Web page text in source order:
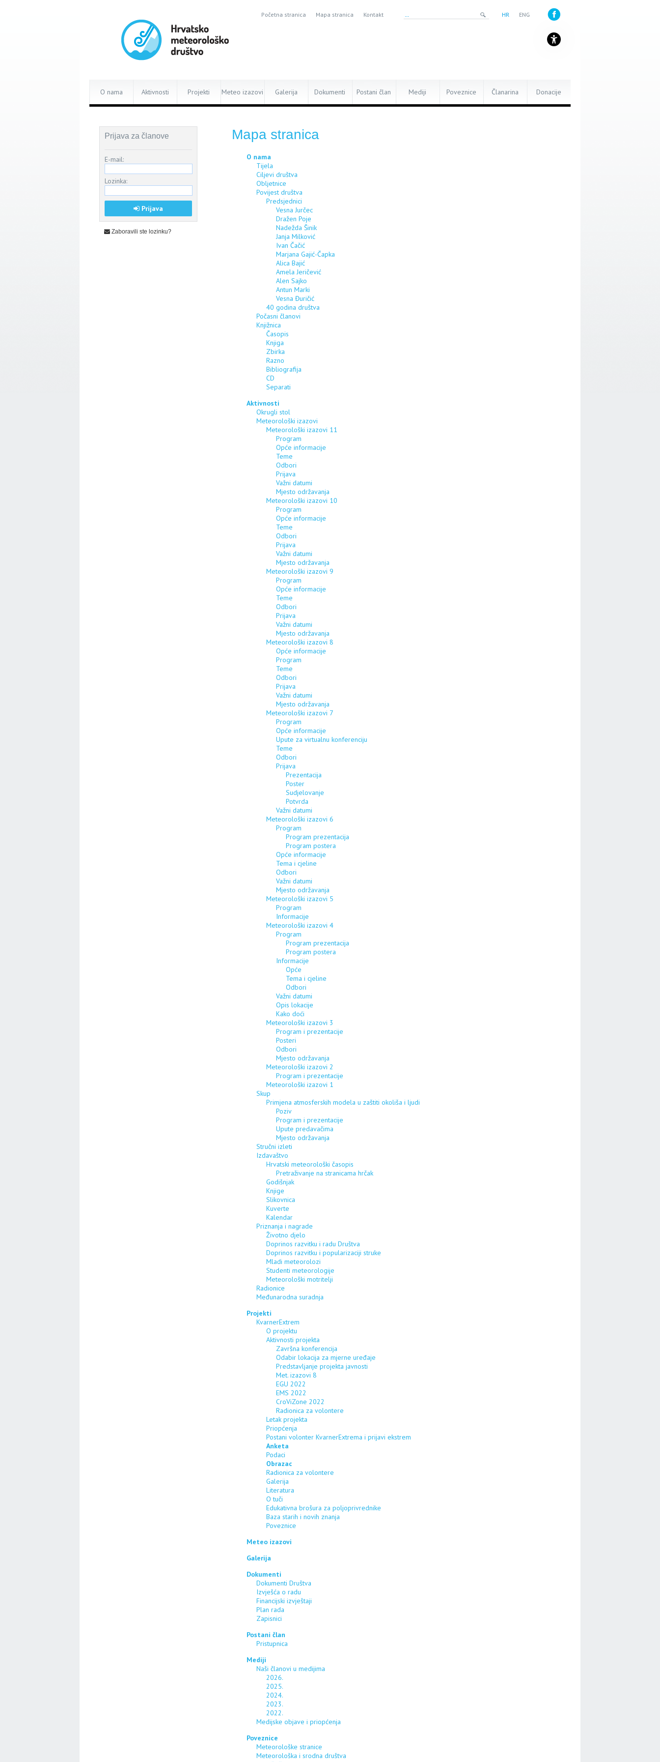
Početna stranica Mapa stranica Kontakt HR ENG
O nama Aktivnosti Projekti Meteo izazovi Galerija Dokumenti Postani član Mediji Poveznice Članarina Donacije
Mapa stranica
O nama
Tijela
Ciljevi društva
Obljetnice
Povijest društva
Predsjednici
Vesna Jurčec
Dražen Poje
Nadežda Šinik
Janja Milković
Ivan Čačić
Marjana Gajić-Čapka
Alica Bajić
Amela Jeričević
Alen Sajko
Antun Marki
Vesna Đuričić
40 godina društva
Počasni članovi
Knjižnica
Časopis
Knjiga
Zbirka
Razno
Bibliografija
CD
Separati
Aktivnosti
Okrugli stol
Meteorološki izazovi
Meteorološki izazovi 11
Program
Opće informacije
Teme
Odbori
Prijava
Važni datumi
Mjesto održavanja
Meteorološki izazovi 10
Program
Opće informacije
Teme
Odbori
Prijava
Važni datumi
Mjesto održavanja
Meteorološki izazovi 9
Program
Opće informacije
Teme
Odbori
Prijava
Važni datumi
Mjesto održavanja
Meteorološki izazovi 8
Opće informacije
Program
Teme
Odbori
Prijava
Važni datumi
Mjesto održavanja
Meteorološki izazovi 7
Program
Opće informacije
Upute za virtualnu konferenciju
Teme
Odbori
Prijava
Prezentacija
Poster
Sudjelovanje
Potvrda
Važni datumi
Meteorološki izazovi 6
Program
Program prezentacija
Program postera
Opće informacije
Tema i cjeline
Odbori
Važni datumi
Mjesto održavanja
Meteorološki izazovi 5
Program
Informacije
Meteorološki izazovi 4
Program
Program prezentacija
Program postera
Informacije
Opće
Tema i cjeline
Odbori
Važni datumi
Opis lokacije
Kako doći
Meteorološki izazovi 3
Program i prezentacije
Posteri
Odbori
Mjesto održavanja
Meteorološki izazovi 2
Program i prezentacije
Meteorološki izazovi 1
Skup
Primjena atmosferskih modela u zaštiti okoliša i ljudi
Poziv
Program i prezentacije
Upute predavačima
Mjesto održavanja
Stručni izleti
Izdavaštvo
Hrvatski meteorološki časopis
Pretraživanje na stranicama hrčak
Godišnjak
Knjige
Slikovnica
Kuverte
Kalendar
Priznanja i nagrade
Životno djelo
Doprinos razvitku i radu Društva
Doprinos razvitku i popularizaciji struke
Mladi meteorolozi
Studenti meteorologije
Meteorološki motritelji
Radionice
Međunarodna suradnja
Projekti
KvarnerExtrem
O projektu
Aktivnosti projekta
Završna konferencija
Odabir lokacija za mjerne uređaje
Predstavljanje projekta javnosti
Met. izazovi 8
EGU 2022
EMS 2022
CroViZone 2022
Radionica za volontere
Letak projekta
Priopćenja
Postani volonter KvarnerExtrema i prijavi ekstrem
Anketa
Podaci
Obrazac
Radionica za volontere
Galerija
Literatura
O tuči
Edukativna brošura za poljoprivrednike
Baza starih i novih znanja
Poveznice
Meteo izazovi
Galerija
Dokumenti
Dokumenti Društva
Izvješća o radu
Financijski izvještaji
Plan rada
Zapisnici
Postani član
Pristupnica
Mediji
Naši članovi u medijima
2026.
2025.
2024.
2023.
2022.
Medijske objave i priopćenja
Poveznice
Meteorološke stranice
Meteorološka i srodna društva
Prijava za članove
E-mail:
Lozinka:
Prijava
Zaboravili ste lozinku?